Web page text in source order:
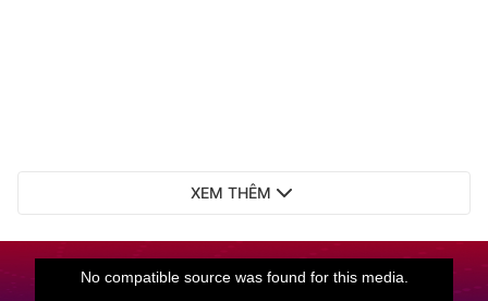
XEM THÊM